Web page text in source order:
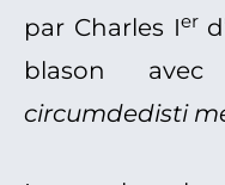
par Charles Ier
blason avec
circumdedisti